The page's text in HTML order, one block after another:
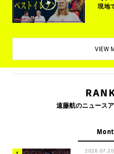
現地
VIEW
遠藤航のニュース
2026.07.20